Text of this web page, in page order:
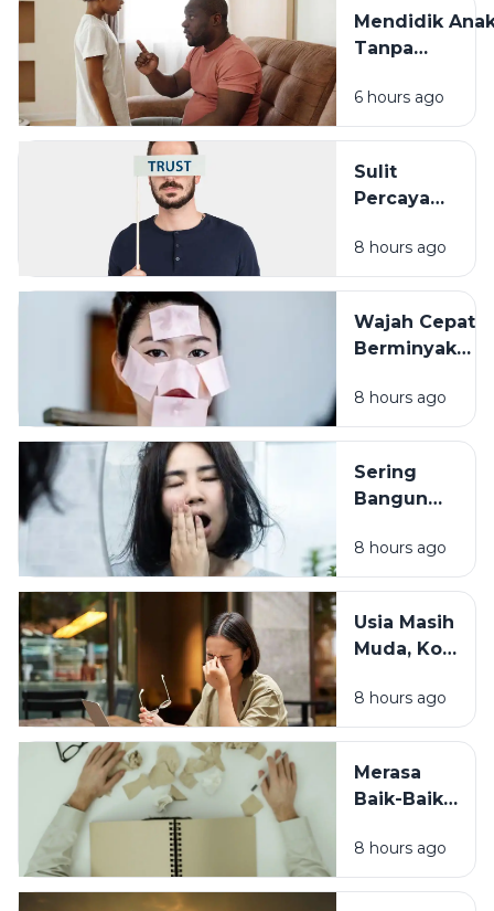
dengan
Keluarga
Mendidik
Tanpa
Cara
yang Sering
6 hours ago
Sulit
Percaya
Pengalaman
Masa Lalu
Punya Peran
8 hours ago
Wajah Cepat
Berminyak
Karena
Cuaca, Ini
Kemungkinan
Penyebabnya
8 hours ago
Sering
Bangun
Wajah
Kusam?
Periksa 7
Kebiasaan
Tidur Ini
8 hours ago
Usia Masih
Muda, Kok
Cepat
Capek? Ini
yang
Sering
8 hours ago
Merasa
Baik-Baik
Tanda
Tubuh
8 hours ago